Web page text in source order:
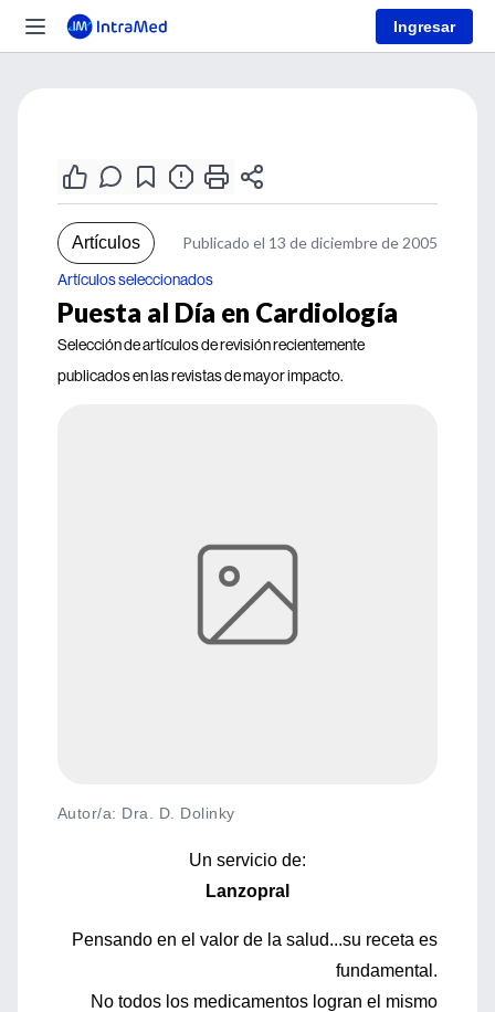
Ingresar
Artículos Publicado el 13 de diciembre de 2005
Artículos seleccionados
Puesta al Día en Cardiología
Selección de artículos de revisión recientemente
publicados en las revistas de mayor impacto.
Autor/a: Dra. D. Dolinky
Un servicio de:
Lanzopral
Pensando en el valor de la salud...su receta es
fundamental.
No todos los medicamentos logran el mismo